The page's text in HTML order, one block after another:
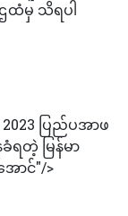
ထံမှ သိရပါ
2023 ပြည်ပအာဖ
ရတဲ့ မြန်မာ
ောင်"/>